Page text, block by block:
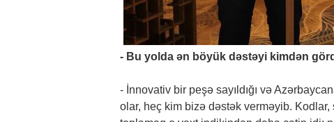
- Bu yolda ən böyük dəstəyi kimdən
- İnnovativ bir peşə sayıldığı və
olar, heç kim bizə dəstək verməyib. Kodlar,